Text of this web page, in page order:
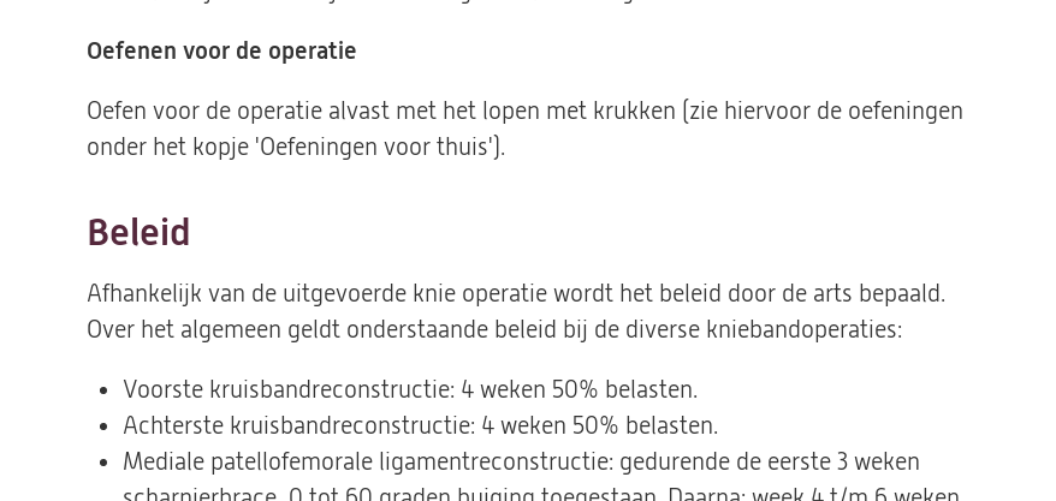
Oefenen voor de operatie
Oefen voor de operatie alvast met het lopen met krukken (zie hiervoor de oefeningen
onder het kopje 'Oefeningen voor thuis').
Beleid
Afhankelijk van de uitgevoerde knie operatie wordt het beleid door de arts bepaald.
Over het algemeen geldt onderstaande beleid bij de diverse kniebandoperaties:
Voorste kruisbandreconstructie: 4 weken 50% belasten.
Achterste kruisbandreconstructie: 4 weken 50% belasten.
Mediale patellofemorale ligamentreconstructie: gedurende de eerste 3 weken